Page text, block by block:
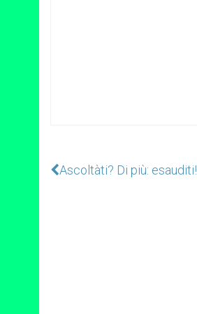
Ascoltàti? Di più: esauditi!